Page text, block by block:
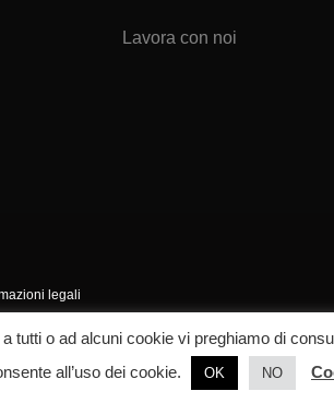
Lavora con noi
legali
o ad alcuni cookie vi preghiamo di
all’uso dei cookie.
OK NO